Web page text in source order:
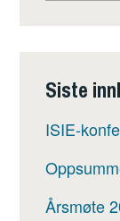
Siste
ISIE-
Årsmøte